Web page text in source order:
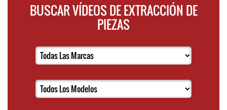
BUSCAR VÍDEOS DE EXTRACCIÓN DE
PIEZAS